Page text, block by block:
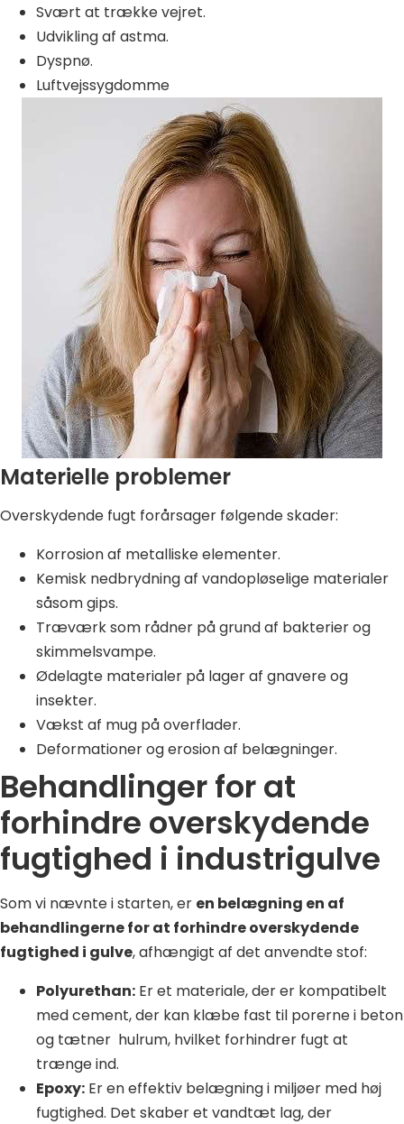
Svært at trække vejret.
Udvikling af astma.
Dyspnø.
Luftvejssygdomme
Materielle problemer
Overskydende fugt forårsager følgende skader:
Korrosion af metalliske elementer.
Kemisk nedbrydning af vandopløselige materialer
såsom gips.
Træværk som rådner på grund af bakterier og
skimmelsvampe.
Ødelagte materialer på lager af gnavere og
insekter.
Vækst af mug på overflader.
Deformationer og erosion af belægninger.
Behandlinger for at
forhindre overskydende
fugtighed i industrigulve
Som vi nævnte i starten, er en belægning en af
behandlingerne for at forhindre overskydende
fugtighed i gulve, afhængigt af det anvendte stof:
Polyurethan: Er et materiale, der er kompatibelt
med cement, der kan klæbe fast til porerne i beton
og tætner hulrum, hvilket forhindrer fugt at
trænge ind.
Epoxy: Er en effektiv belægning i miljøer med høj
fugtighed. Det skaber et vandtæt lag, der